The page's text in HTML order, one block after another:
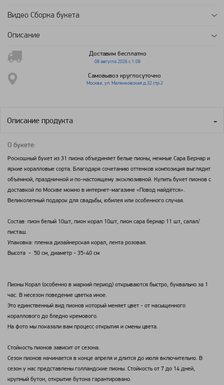
Видео Сборка букета
Описание
Доставим бесплатно
08 августа 2026 с 1:09
Самовывоз круглосуточно
Москва, ул. Маленковская д.32 стр.2
Описание продукта
О букете:
Роскошный букет из 31 пиона объединяет белые пионы, нежные Сара Бернар и
яркие коралловые сорта. Благодаря сочетанию оттенков композиция выглядит
объёмной, праздничной и по-настоящему эксклюзивной. Купить букет пионов с
доставкой по Москве можно в интернет-магазине «Повод найдётся».
Великолепный подарок для свадьбы, юбилея или особенного случая.
Состав: пион белый 10шт, пион корал 10шт, пион сара бернар 11 шт, салал/
писташ.
Упаковка: пленка дизайнерская корал, лента розовая.
Высота - 50 см, диаметр - 35-40 см
Пионы Корал (особенно в жаркий период) открываются быстро, буквально за 1
час. В несезон поведение цветка иное.
Это единственный вид пионов который меняет цвет - от насыщенного
кораллового до бледно кремового.
На фото мы показали вам процесс открытия и смены цвета.
Стойкость пионов зависит от сезона.
Сезон пионов начинается в конце апреля и длится до июля включительно. В
сезон у нас представлены голландские пионы. Стойкость от 7 до 14 дней,
крупный бутон, открытие бутона гарантировано.